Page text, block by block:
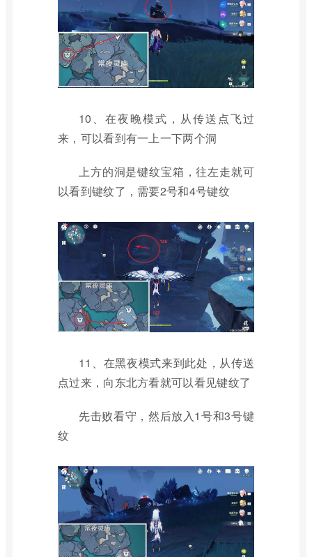
10、在夜晚模式，从传送点飞过
来，可以看到有一上一下两个洞
上方的洞是键纹宝箱，往左走就可
以看到键纹了，需要2号和4号键纹
11、在黑夜模式来到此处，从传送
点过来，向东北方看就可以看见键纹了
先击败看守，然后放入1号和3号键
纹